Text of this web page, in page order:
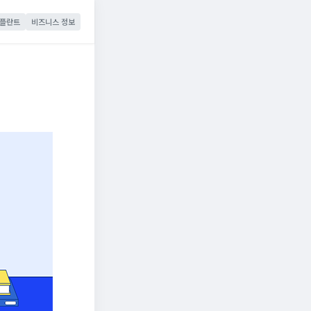
란트 비즈니스 정보